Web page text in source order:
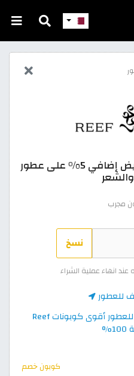
كوبون خصم ريف قطر: تخفيض إضافي 5% على عطور
مجرب
نسخ
انهاء عملية الشراء
للعطور
الرجوع إلى كود خصم ريف للعطور أقوى كوبونات Reef
كوبون خصم